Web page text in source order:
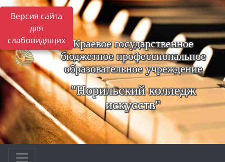
Версия сайта
для
слабовидящих
Краевое государственное
бюджетное профессиональное
образовательное учреждение
"Норильский колледж
искусств"